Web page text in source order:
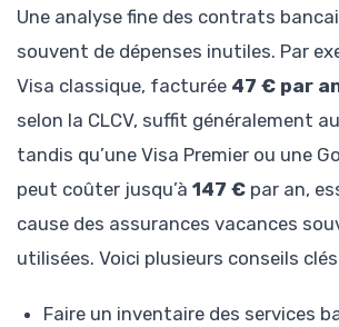
Une analyse fine des contrats
souvent de dépenses inutiles. Par
Visa classique, facturée 47 € par
selon la CLCV, suffit généralement
tandis qu’une Visa Premier ou une
peut coûter jusqu’à 147 € par an,
cause des assurances vacances
utilisées. Voici plusieurs conseils clés
Faire un inventaire des services